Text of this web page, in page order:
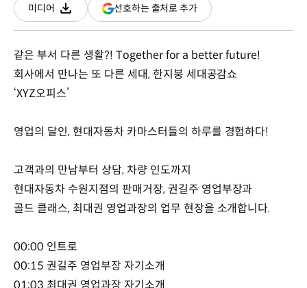
미디어
다운로드
선호하는 출처로 추가(새
창
같은 부서 다른 생활?! Together for a better future!
회사에서 만나는 또 다른 세대, 한지붕 세대공감쇼
‘XYZ오피스’
영업의 달인, 현대자동차 카마스터들의 하루를 경험하다!
고객과의 만남부터 상담, 차량 인도까지
현대자동차 수원지점의 판매거장, 권길주 영업부장과
골드 클래스, 최대권 영업과장의 업무 현장을 소개합니다.
00:00 인트로
00:15 권길주 영업부장 자기소개
01:03 최대권 영업과장 자기소개